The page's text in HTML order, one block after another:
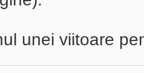
unei viitoare